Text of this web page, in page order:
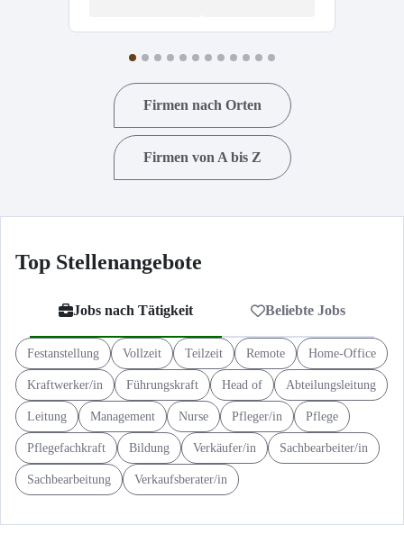
Firmen nach Orten
Firmen von A bis Z
Top Stellenangebote
Jobs nach Tätigkeit Beliebte Jobs
Festanstellung Vollzeit Teilzeit Remote Home-Office
Kraftwerker/in Führungskraft Head of Abteilungsleitung
Leitung Management Nurse Pfleger/in Pflege
Pflegefachkraft Bildung Verkäufer/in Sachbearbeiter/in
Sachbearbeitung Verkaufsberater/in